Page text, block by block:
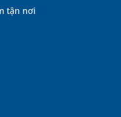
tận nơi